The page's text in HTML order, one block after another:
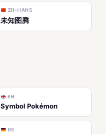
ZH-HANS
未知图腾
EN
Symbol Pokémon
DE